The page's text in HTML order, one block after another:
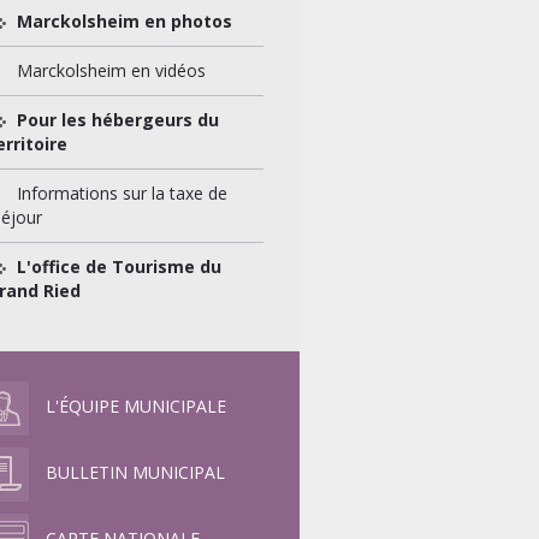
Marckolsheim en photos
Marckolsheim en vidéos
Pour les hébergeurs du
Informations sur la taxe de
L'office de Tourisme du
Ried
L'ÉQUIPE MUNICIPALE
BULLETIN MUNICIPAL